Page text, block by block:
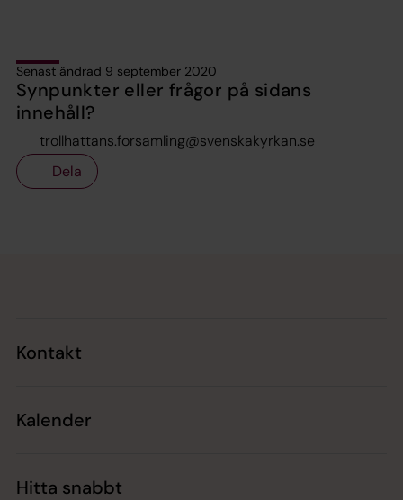
Senast ändrad 9 september 2020
Synpunkter eller frågor på sidans
innehåll?
trollhattans.forsamling@svenskakyrkan.se
Dela
Kontakt
Kalender
Hitta snabbt